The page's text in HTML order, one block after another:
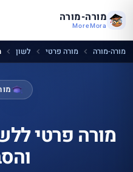
מורה-מורה
MoreMora
מורה-מורה מורה פרטי לשון
מורה פרטי